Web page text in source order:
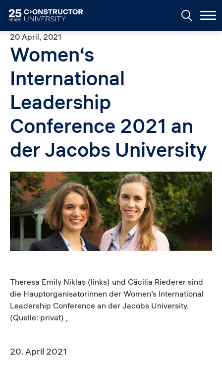
20 April, 2021
Women‘s
International
Leadership
Conference 2021 an
der Jacobs University
Image
Theresa Emily Niklas (links) und Cäcilia Riederer sind
die Hauptorganisatorinnen der Women’s International
Leadership Conference an der Jacobs University.
(Quelle: privat) ,
20. April 2021